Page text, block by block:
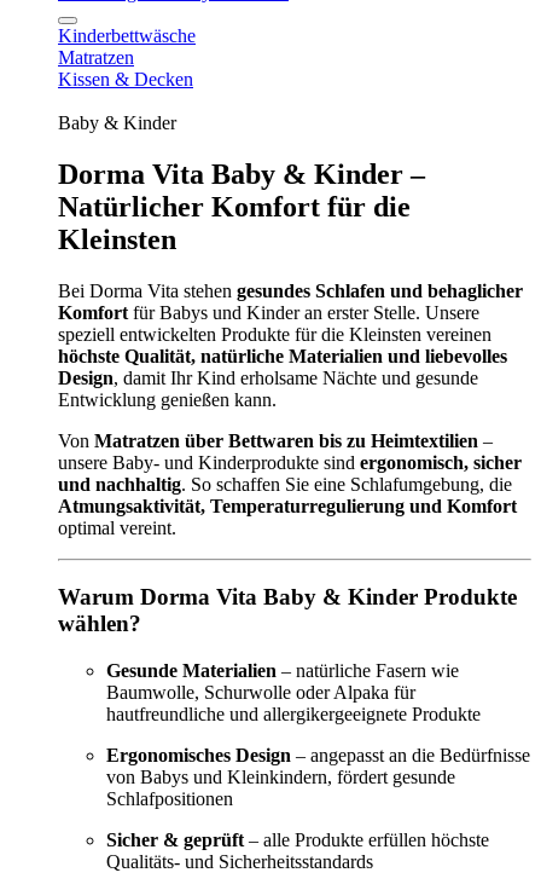
Kinderbettwäsche
Matratzen
Kissen & Decken
Baby & Kinder
Dorma Vita Baby & Kinder –
Natürlicher Komfort für die
Kleinsten
Bei Dorma Vita stehen gesundes Schlafen und behaglicher
Komfort für Babys und Kinder an erster Stelle. Unsere
speziell entwickelten Produkte für die Kleinsten vereinen
höchste Qualität, natürliche Materialien und liebevolles
Design, damit Ihr Kind erholsame Nächte und gesunde
Entwicklung genießen kann.
Von Matratzen über Bettwaren bis zu Heimtextilien –
unsere Baby- und Kinderprodukte sind ergonomisch, sicher
und nachhaltig. So schaffen Sie eine Schlafumgebung, die
Atmungsaktivität, Temperaturregulierung und Komfort
optimal vereint.
Warum Dorma Vita Baby & Kinder Produkte
wählen?
Gesunde Materialien – natürliche Fasern wie
Baumwolle, Schurwolle oder Alpaka für
hautfreundliche und allergikergeeignete Produkte
Ergonomisches Design – angepasst an die Bedürfnisse
von Babys und Kleinkindern, fördert gesunde
Schlafpositionen
Sicher & geprüft – alle Produkte erfüllen höchste
Qualitäts- und Sicherheitsstandards